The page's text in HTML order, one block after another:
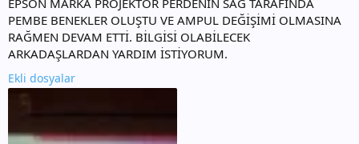
t
n
i
h
i
PEMBE BENEKLER OLUŞTU VE AMPUL DEĞİŞİMİ OLMASINA
RAĞMEN DEVAM ETTİ. BİLGİSİ OLABİLECEK
ARKADAŞLARDAN YARDIM İSTİYORUM.
Ekli dosyalar